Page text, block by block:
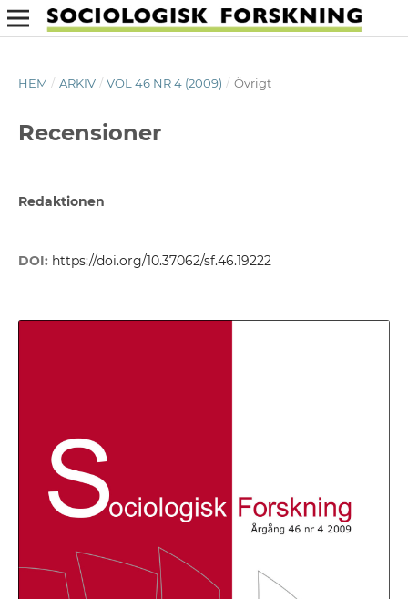
HEM / ARKIV / VOL 46 NR 4 (2009) / Övrigt
Recensioner
Redaktionen
DOI: https://doi.org/10.37062/sf.46.19222